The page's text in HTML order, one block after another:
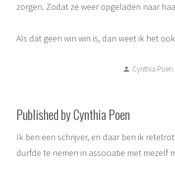
zorgen. Zodat ze weer opgeladen naar
Als dat geen win win is, dan weet ik het
Posted
Cynthia Poen
Published by Cynthia Poen
Ik ben een schrijver, en daar ben ik
durfde te nemen in associatie met mezelf